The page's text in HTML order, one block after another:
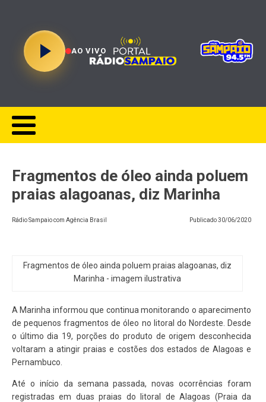
AO VIVO
Fragmentos de óleo ainda poluem
praias alagoanas, diz Marinha
Rádio Sampaio com Agência Brasil Publicado30/06/2020
Fragmentos de óleo ainda poluem praias alagoanas, diz
Marinha - imagem ilustrativa
A Marinha informou que continua monitorando o aparecimento
de pequenos fragmentos de óleo no litoral do Nordeste. Desde
o último dia 19, porções do produto de origem desconhecida
voltaram a atingir praias e costões dos estados de Alagoas e
Pernambuco.
Até o início da semana passada, novas ocorrências foram
registradas em duas praias do litoral de Alagoas (Praia da